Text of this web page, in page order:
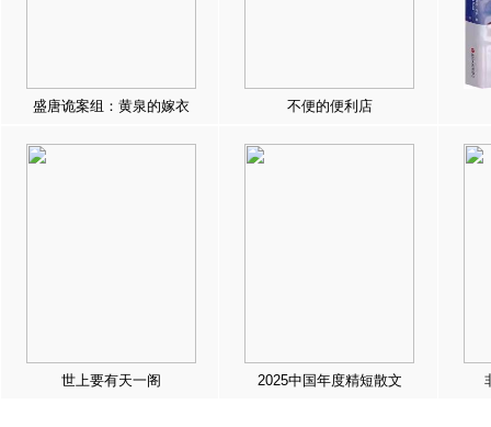
盛唐诡案组：黄泉的嫁衣 不便的便利店
世上要有天一阁 2025中国年度精短散文